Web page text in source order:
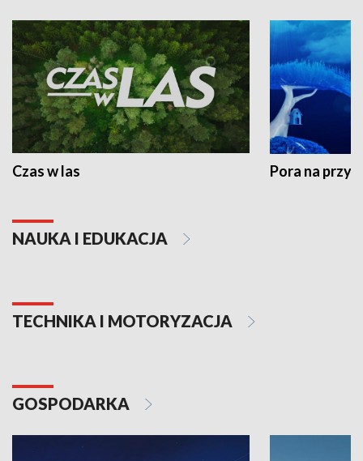
Czas w las Pora na
NAUKA I EDUKACJA
TECHNIKA I MOTORYZACJA
GOSPODARKA